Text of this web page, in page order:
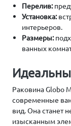
Перелив:
Установка:
интерьеров.
Размеры:
ванных
Раковина Globo
современные
вид. Она станет
изысканным